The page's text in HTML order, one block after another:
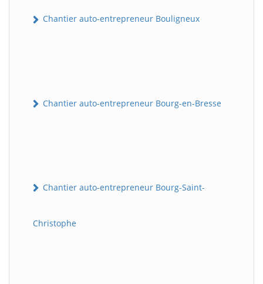
Chantier auto-entrepreneur Bouligneux
Chantier auto-entrepreneur Bourg-en-Bresse
Chantier auto-entrepreneur Bourg-Saint-
Christophe